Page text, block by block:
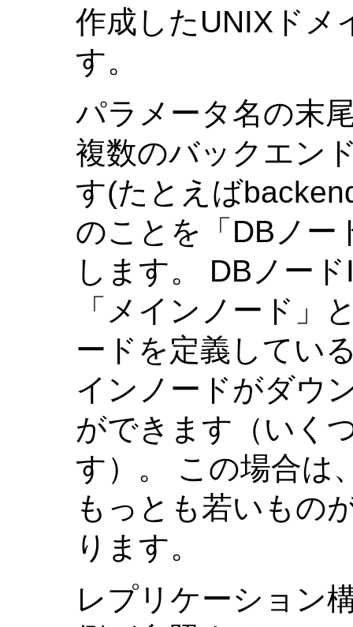
作成したUNIXドメ
す。
パラメータ名の末
複数のバックエン
す(たとえば
のことを「DBノー
します。 DBノー
「メインノード」
ードを定義してい
インノードがダウ
ができます（いく
す）。 この場合は
もっとも若いもの
ります。
レプリケーション